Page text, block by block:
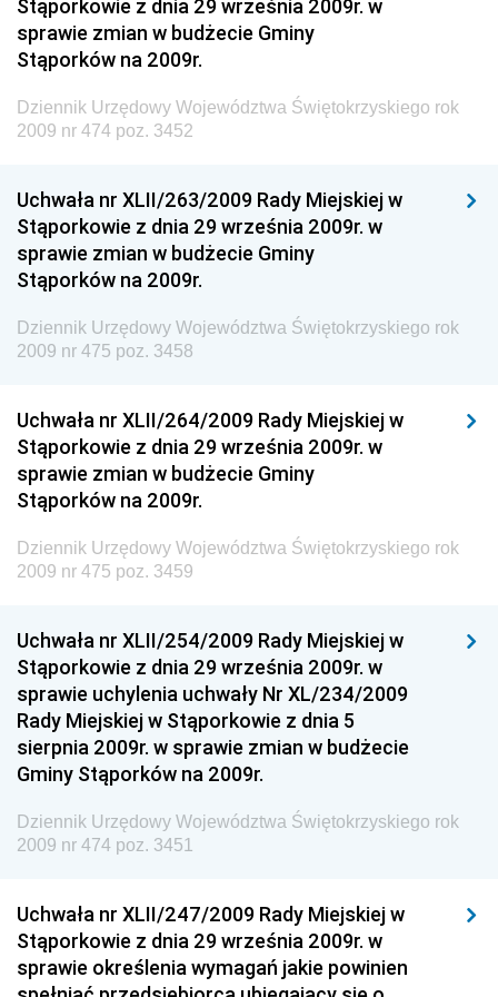
Dziennik Urzędowy Ministra Infrastruktury i Rozwoju
Dziennik Urzędowy Głównego Inspektoratu Ochrony
Środowiska
Dziennik Urzędowy Generalnej Dyrekcji Ochrony
Dziennik Urzędowy Ministerstwa Administracji,
Gospodarki Terenowej i Ochrony Środowiska
Dziennik Urzędowy Ministerstwa Administracji i
Gospodarki Przestrzennej
Dziennik Urzędowy Unii Europejskiej, L
Dziennik Urzędowy Ministerstwa Przemysłu
Chemicznego i Lekkiego
Dziennik Urzędowy Ministerstwa Rolnictwa i
Gospodarki Żywnościowej
Dziennik Urzędowy Ministra Rodziny, Pracy i Polityki
Społecznej
Dziennik Urzędowy Ministra Rozwoju
Dziennik Urzędowy Ministra Infrastruktury i
Budownictwa
Dziennik Urzędowy Ministra Gospodarki Morskiej i
Żeglugi Śródlądowej
Dziennik Urzędowy Ministra Energii
Dziennik Urzędowy Ministra Finansów
Dziennik Urzędowy Ministra Rozwoju i Finansów
Dziennik Urzędowy Wyższego Urzędu Górniczego
Stąporkowie z dnia 29 września 2009r. w
sprawie zmian w budżecie Gminy
Stąporków na 2009r.
Dziennik Urzędowy Województwa Świętokrzyskiego rok
2009 nr 474 poz. 3452
Uchwała nr XLII/263/2009 Rady Miejskiej w
Stąporkowie z dnia 29 września 2009r. w
sprawie zmian w budżecie Gminy
Stąporków na 2009r.
Dziennik Urzędowy Województwa Świętokrzyskiego rok
2009 nr 475 poz. 3458
Uchwała nr XLII/264/2009 Rady Miejskiej w
Stąporkowie z dnia 29 września 2009r. w
sprawie zmian w budżecie Gminy
Stąporków na 2009r.
Dziennik Urzędowy Województwa Świętokrzyskiego rok
2009 nr 475 poz. 3459
Uchwała nr XLII/254/2009 Rady Miejskiej w
Stąporkowie z dnia 29 września 2009r. w
sprawie uchylenia uchwały Nr XL/234/2009
Rady Miejskiej w Stąporkowie z dnia 5
sierpnia 2009r. w sprawie zmian w budżecie
Gminy Stąporków na 2009r.
Dziennik Urzędowy Województwa Świętokrzyskiego rok
2009 nr 474 poz. 3451
Uchwała nr XLII/247/2009 Rady Miejskiej w
Stąporkowie z dnia 29 września 2009r. w
sprawie określenia wymagań jakie powinien